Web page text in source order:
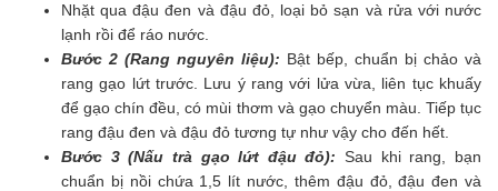
Nhặt qua đậu đen và đậu đỏ, loại bỏ sạn và rửa với nước
lạnh rồi để ráo nước.
Bước 2 (Rang nguyên liệu): Bật bếp, chuẩn bị chảo và
rang gạo lứt trước. Lưu ý rang với lửa vừa, liên tục khuấy
để gạo chín đều, có mùi thơm và gạo chuyển màu. Tiếp tục
rang đậu đen và đậu đỏ tương tự như vậy cho đến hết.
Bước 3 (Nấu trà gạo lứt đậu đỏ):Sau khi rang, bạn
chuẩn bị nồi chứa 1,5 lít nước, thêm đậu đỏ, đậu đen và